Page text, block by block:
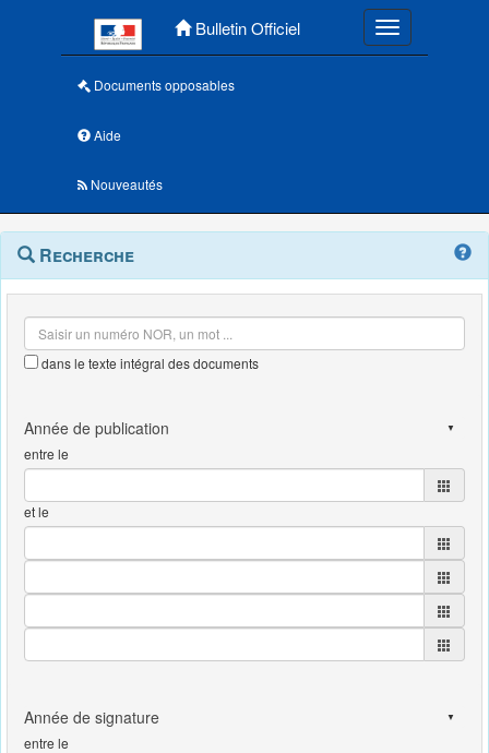
Bulletin Officiel Toggle
Documents opposables
Aide
Nouveautés
Navigation
outils
Menu
contextuel
Recherche
dans le texte intégral des documents
entre le
et le
entre le